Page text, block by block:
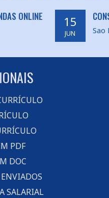
ONLINE 15
JUN Sao
PDF
DOC
SALARIAL